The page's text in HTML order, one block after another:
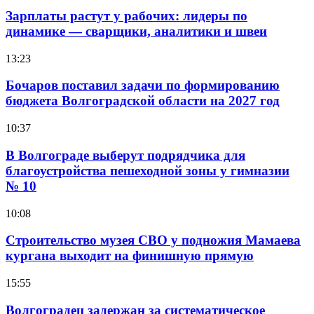
Зарплаты растут у рабочих: лидеры по
динамике — сварщики, аналитики и швеи
13:23
Бочаров поставил задачи по формированию
бюджета Волгоградской области на 2027 год
10:37
В Волгограде выберут подрядчика для
благоустройства пешеходной зоны у гимназии
№ 10
10:08
Строительство музея СВО у подножия Мамаева
кургана выходит на финишную прямую
15:55
Волгоградец задержан за систематическое